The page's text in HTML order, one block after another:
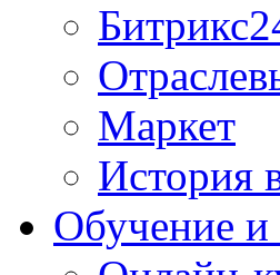
Маркет
История
Обучение и